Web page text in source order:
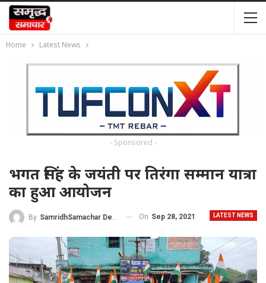
Home Latest News
- Sponsored -
भगत सिंह के जयंती पर तिरंगा सम्मान यात्रा
का हुआ आयोजन
LATEST NEWS
By SamridhSamachar Desk On Sep 28, 2021